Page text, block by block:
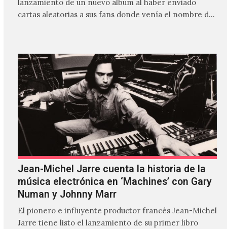
lanzamiento de un nuevo álbum al haber enviado
cartas aleatorias a sus fans donde venía el nombre de
Jean-Michel Jarre cuenta la historia de la
música electrónica en ‘Machines’ con Gary
Numan y Johnny Marr
El pionero e influyente productor francés Jean-Michel
Jarre tiene listo el lanzamiento de su primer libro